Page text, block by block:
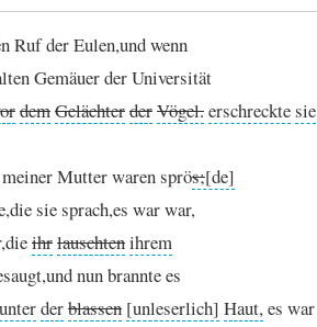
RufderEulen,undwenn
GemäuerderUniversität
demGelächterderVögel.erschrecktesie
meinerMutterwarensprös;
diesiesprach,es warwar,
dieihrlauschtenihrem
undnunbranntees
unterderblassen [unleserlich] Haut,es war